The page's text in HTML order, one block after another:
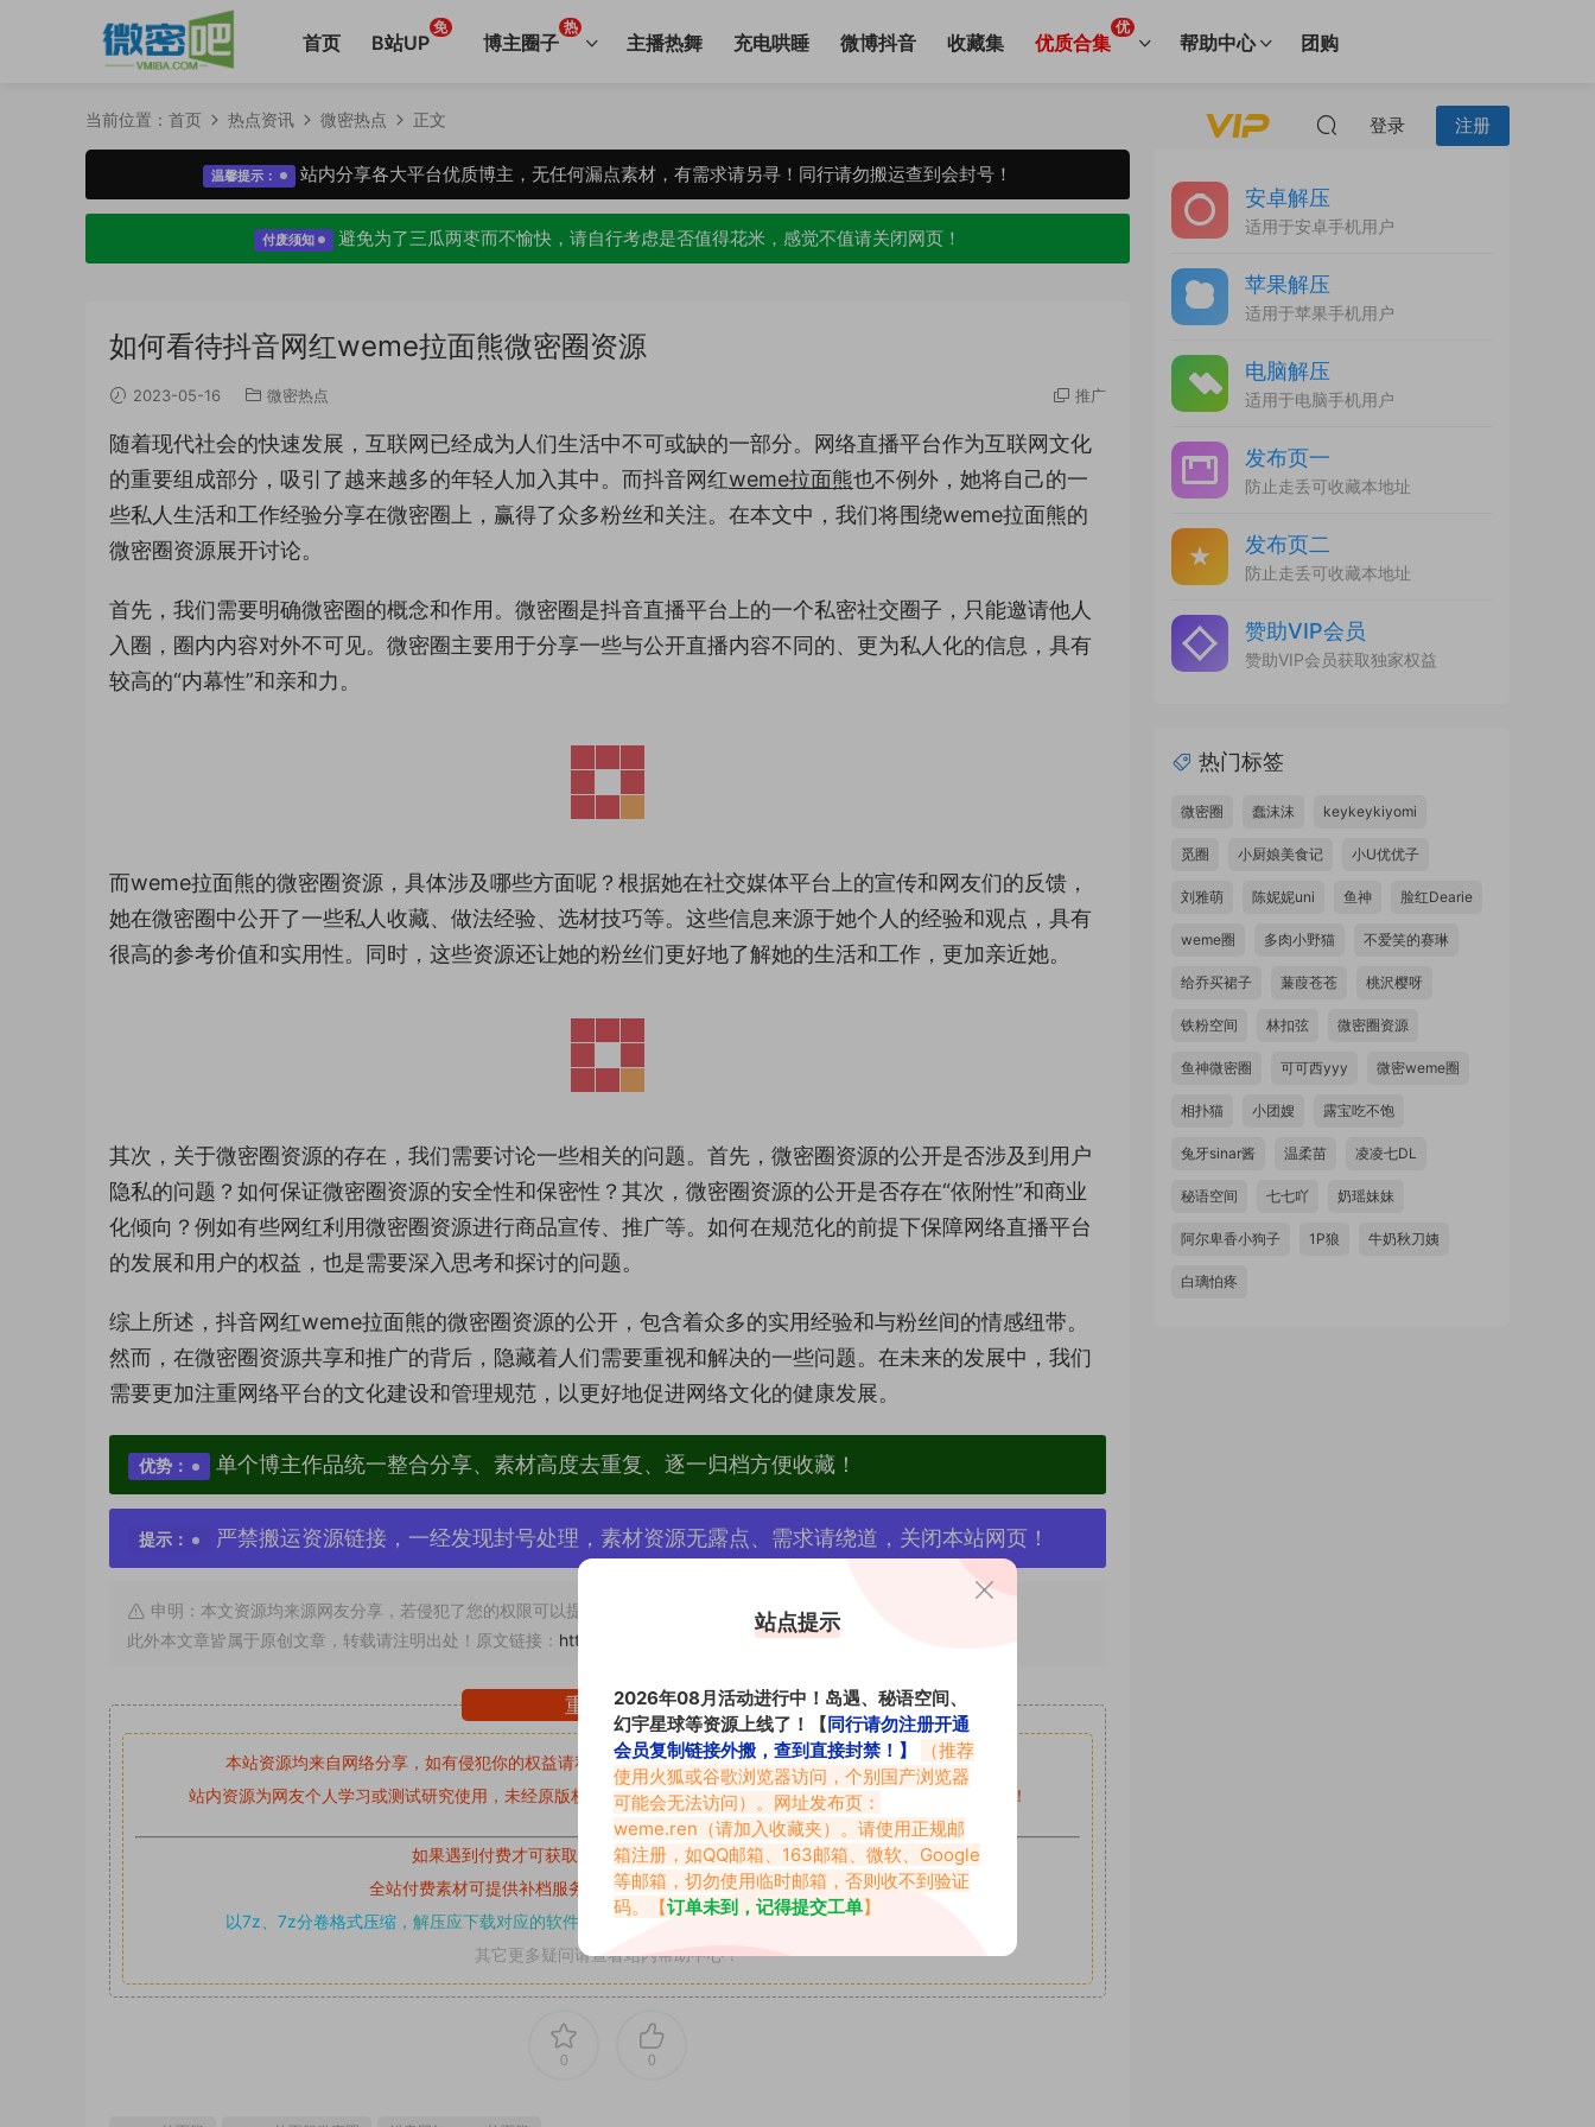
首页 B站UP
免
博主圈子
热
主播热舞 充电哄睡 微博抖音 收藏集 优质合集
优
帮助中心 团购
登录 注册
当前位置： 首页 热点资讯 微密热点 正文
温馨提示： 站内分享各大平台优质博主，无任何漏点素材，有需求请另寻！同行请勿搬运查到会封号！
付废须知 避免为了三瓜两枣而不愉快，请自行考虑是否值得花米，感觉不值请关闭网页！
如何看待抖音网红weme拉面熊微密圈资源
2023-05-16 微密热点 推广
随着现代社会的快速发展，互联网已经成为人们生活中不可或缺的一部分。网络直播平台作为互联网文化
的重要组成部分，吸引了越来越多的年轻人加入其中。而抖音网红weme拉面熊也不例外，她将自己的一
些私人生活和工作经验分享在微密圈上，赢得了众多粉丝和关注。在本文中，我们将围绕weme拉面熊的
微密圈资源展开讨论。
首先，我们需要明确微密圈的概念和作用。微密圈是抖音直播平台上的一个私密社交圈子，只能邀请他人
入圈，圈内内容对外不可见。微密圈主要用于分享一些与公开直播内容不同的、更为私人化的信息，具有
较高的“内幕性”和亲和力。
而weme拉面熊的微密圈资源，具体涉及哪些方面呢？根据她在社交媒体平台上的宣传和网友们的反馈，
她在微密圈中公开了一些私人收藏、做法经验、选材技巧等。这些信息来源于她个人的经验和观点，具有
很高的参考价值和实用性。同时，这些资源还让她的粉丝们更好地了解她的生活和工作，更加亲近她。
其次，关于微密圈资源的存在，我们需要讨论一些相关的问题。首先，微密圈资源的公开是否涉及到用户
隐私的问题？如何保证微密圈资源的安全性和保密性？其次，微密圈资源的公开是否存在“依附性”和商业
化倾向？例如有些网红利用微密圈资源进行商品宣传、推广等。如何在规范化的前提下保障网络直播平台
的发展和用户的权益，也是需要深入思考和探讨的问题。
综上所述，抖音网红weme拉面熊的微密圈资源的公开，包含着众多的实用经验和与粉丝间的情感纽带。
然而，在微密圈资源共享和推广的背后，隐藏着人们需要重视和解决的一些问题。在未来的发展中，我们
需要更加注重网络平台的文化建设和管理规范，以更好地促进网络文化的健康发展。
优势： 单个博主作品统一整合分享、素材高度去重复、逐一归档方便收藏！
提示： 严禁搬运资源链接，一经发现封号处理，素材资源无露点、需求请绕道，关闭本站网页！
申明：本文资源均来源网友分享，若侵犯了您的权限可以提交工单处理。
此外本文章皆属于原创文章，转载请注明出处！原文链接： https://www.vmiba.com/315.html
重要声明
本站资源均来自网络分享，如有侵犯你的权益请私信留言收到留言后，我们会第一时间进行审核后删除。
站内资源为网友个人学习或测试研究使用，未经原版权作者许可,禁止用于任何商业途径！请在下载24小时内删除！
如果遇到付费才可获取的素材，建议升级对应的VIP。
全站付费素材可提供补档服务
均有备份”， 素材以主流网盘分享。
以7z、7z分卷格式压缩， 解压应下载对应的软件操作，电脑：7-zip；安卓：zarchiver；苹果：解压专家
其它更多疑问请查看站内帮助中心！
0 0
安卓解压
适用于安卓手机用户
苹果解压
适用于苹果手机用户
电脑解压
适用于电脑手机用户
发布页一
防止走丢可收藏本地址
发布页二
防止走丢可收藏本地址
赞助VIP会员
赞助VIP会员获取独家权益
热门标签
微密圈 蠢沫沫 keykeykiyomi
觅圈 小厨娘美食记 小U优优子
刘雅萌 陈妮妮uni 鱼神 脸红Dearie
weme圈 多肉小野猫 不爱笑的赛琳
给乔买裙子 蒹葭苍苍 桃沢樱呀
铁粉空间 林扣弦 微密圈资源
鱼神微密圈 可可西yyy 微密weme圈
相扑猫 小团嫂 露宝吃不饱
兔牙sinar酱 温柔苗 凌凌七DL
秘语空间 七七吖 奶瑶妹妹
阿尔卑香小狗子 1P狼 牛奶秋刀姨
白璃怕疼
站点提示
2026年08月活动进行中！岛遇、秘语空间、
幻宇星球等资源上线了！【同行请勿注册开通
会员复制链接外搬，查到直接封禁！】
（推荐
使用火狐或谷歌浏览器访问，个别国产浏览器
可能会无法访问）。网址发布页：
weme.ren （请加入收藏夹）。请使用正规邮
箱注册，如QQ邮箱、163邮箱、微软、Google
等邮箱，切勿使用临时邮箱，否则收不到验证
码。【订单未到，记得提交工单】